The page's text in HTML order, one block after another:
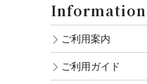
Information
ご利用案内
ご利用ガイド